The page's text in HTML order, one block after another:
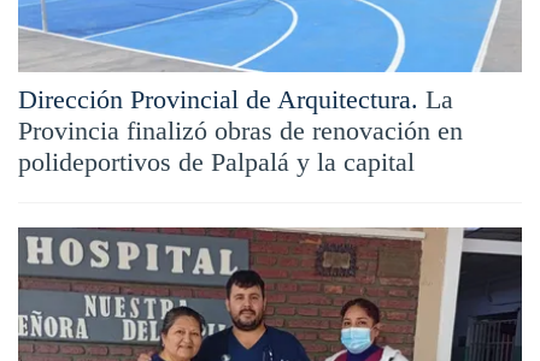
Dirección Provincial de Arquitectura. La
Provincia finalizó obras de renovación en
polideportivos de Palpalá y la capital